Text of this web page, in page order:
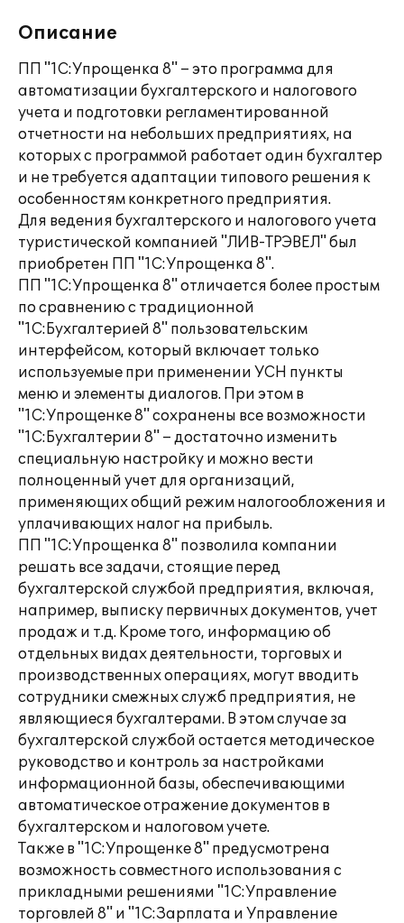
Описание
ПП "1С:Упрощенка 8" – это программа для
автоматизации бухгалтерского и налогового
учета и подготовки регламентированной
отчетности на небольших предприятиях, на
которых с программой работает один бухгалтер
и не требуется адаптации типового решения к
особенностям конкретного предприятия.
Для ведения бухгалтерского и налогового учета
туристической компанией "ЛИВ-ТРЭВЕЛ" был
приобретен ПП "1С:Упрощенка 8".
ПП "1С:Упрощенка 8" отличается более простым
по сравнению с традиционной
"1С:Бухгалтерией 8" пользовательским
интерфейсом, который включает только
используемые при применении УСН пункты
меню и элементы диалогов. При этом в
"1С:Упрощенке 8" сохранены все возможности
"1С:Бухгалтерии 8" – достаточно изменить
специальную настройку и можно вести
полноценный учет для организаций,
применяющих общий режим налогообложения и
уплачивающих налог на прибыль.
ПП "1С:Упрощенка 8" позволила компании
решать все задачи, стоящие перед
бухгалтерской службой предприятия, включая,
например, выписку первичных документов, учет
продаж и т.д. Кроме того, информацию об
отдельных видах деятельности, торговых и
производственных операциях, могут вводить
сотрудники смежных служб предприятия, не
являющиеся бухгалтерами. В этом случае за
бухгалтерской службой остается методическое
руководство и контроль за настройками
информационной базы, обеспечивающими
автоматическое отражение документов в
бухгалтерском и налоговом учете.
Также в "1С:Упрощенке 8" предусмотрена
возможность совместного использования с
прикладными решениями "1С:Управление
торговлей 8" и "1С:Зарплата и Управление